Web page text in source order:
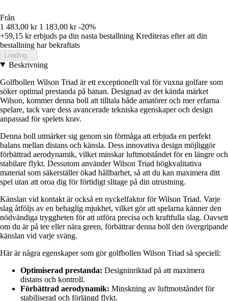
Från
1 483,00 kr 1 183,00 kr -20%
+59,15 krerbjuds pa din nasta bestallning Krediteras efter att din
bestallning har bekraftats
Loading...
Beskrivning
Golfbollen Wilson Triad är ett exceptionellt val för vuxna golfare som
söker optimal prestanda på banan. Designad av det kända märket
Wilson, kommer denna boll att tilltala både amatörer och mer erfarna
spelare, tack vare dess avancerade tekniska egenskaper och design
anpassad för spelets krav.
Denna boll utmärker sig genom sin förmåga att erbjuda en perfekt
balans mellan distans och känsla. Dess innovativa design möjliggör
förbättrad aerodynamik, vilket minskar luftmotståndet för en längre och
stabilare flykt. Dessutom använder Wilson Triad högkvalitativa
material som säkerställer ökad hållbarhet, så att du kan maximera ditt
spel utan att oroa dig för förtidigt slitage på din utrustning.
Känslan vid kontakt är också en nyckelfaktor för Wilson Triad. Varje
slag åtföljs av en behaglig mjukhet, vilket gör att spelarna känner den
nödvändiga tryggheten för att utföra precisa och kraftfulla slag. Oavsett
om du är på tee eller nära green, förbättrar denna boll den övergripande
känslan vid varje sväng.
Här är några egenskaper som gör golfbollen Wilson Triad så speciell:
Optimiserad prestanda: Designinriktad på att maximera
distans och kontroll.
Förbättrad aerodynamik: Minskning av luftmotståndet för
stabiliserad och förlängd flykt.